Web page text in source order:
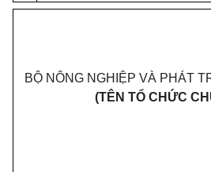
BỘ NÔNG NGHIỆP VÀ PHÁT
(TÊN TỔ CHỨC